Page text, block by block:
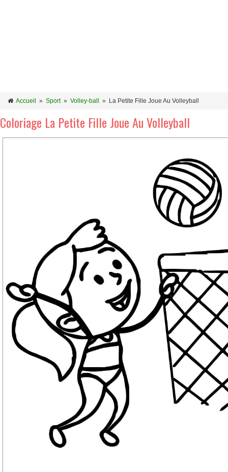
Accueil » Sport» Volley-ball » La Petite Fille Joue Au Volleyball
Coloriage La Petite Fille Joue Au Volleyball